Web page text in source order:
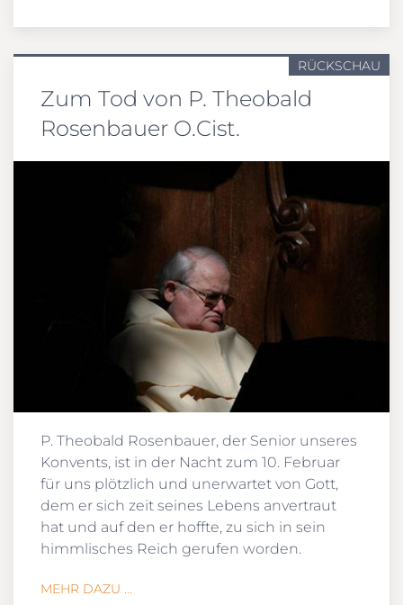
RÜCKSCHAU
Zum Tod von P. Theobald
Rosenbauer O.Cist.
P. Theobald Rosenbauer, der Senior unseres
Konvents, ist in der Nacht zum 10. Februar
für uns plötzlich und unerwartet von Gott,
dem er sich zeit seines Lebens anvertraut
hat und auf den er hoffte, zu sich in sein
himmlisches Reich gerufen worden.
MEHR DAZU ...